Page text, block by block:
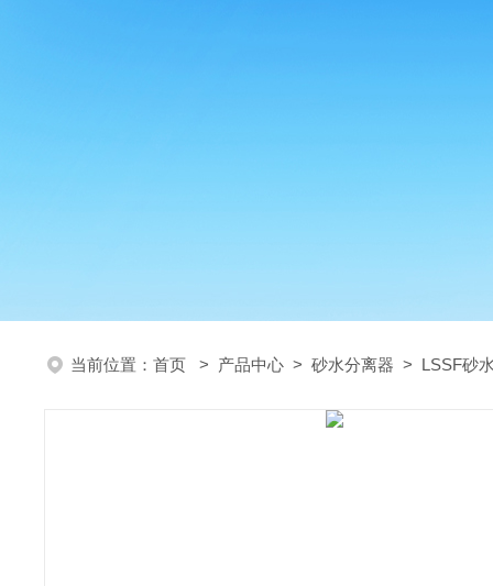
当前位置： 首页 > 产品中心 > 砂水分离器 > LSSF砂